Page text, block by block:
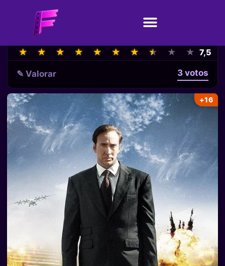
★
★ ★
★ ★
★ ★
★ ★
★ ★
★ ★
★ ★
★ ★
★ ★
★ 7,5
✎ Valorar 3 votos
+16